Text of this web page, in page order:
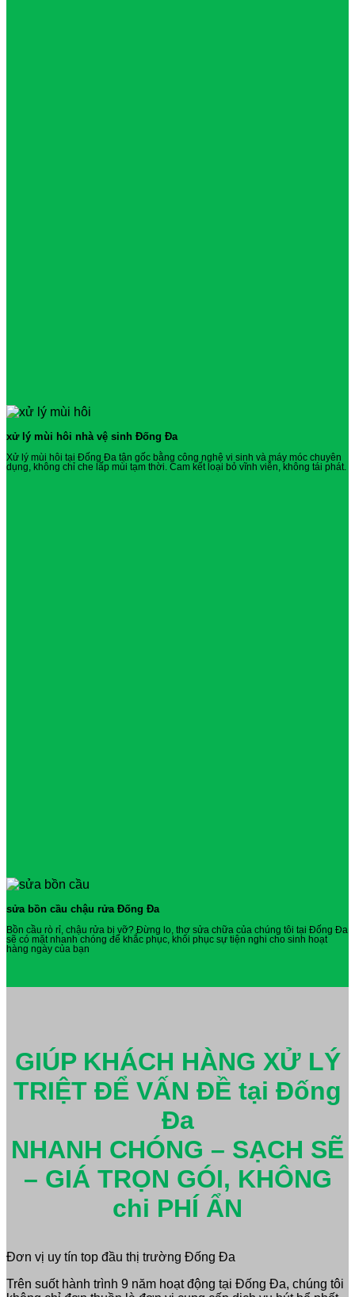
xử lý mùi hôi nhà vệ sinh Đống Đa
Xử lý mùi hôi tại Đống Đa tận gốc bằng công nghệ vi sinh và máy móc chuyên
dụng, không chỉ che lấp mùi tạm thời. Cam kết loại bỏ vĩnh viễn, không tái phát.
sửa bồn cầu chậu rửa Đống Đa
Bồn cầu rò rỉ, chậu rửa bị vỡ? Đừng lo, thợ sửa chữa của chúng tôi tại Đống Đa
sẽ có mặt nhanh chóng để khắc phục, khôi phục sự tiện nghi cho sinh hoạt
hàng ngày của bạn
GIÚP KHÁCH HÀNG XỬ LÝ
TRIỆT ĐỂ VẤN ĐỀ tại Đống
Đa
NHANH CHÓNG – SẠCH SẼ
– GIÁ TRỌN GÓI, KHÔNG
chi PHÍ ẨN
Đơn vị uy tín top đầu thị trường Đống Đa
Trên suốt hành trình 9 năm hoạt động tại Đống Đa, chúng tôi